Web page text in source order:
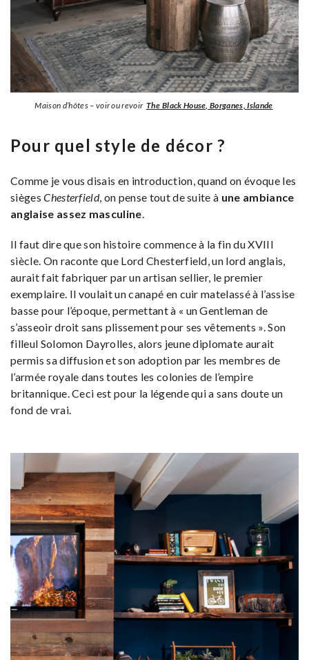
Maison d’hôtes – voir ou revoir The Black House, Borganes, Islande
Pour quel style de décor ?
Comme je vous disais en introduction, quand on évoque les
siègesChesterfield, on pense tout de suite à une ambiance
anglaise assez masculine.
Il faut dire que son histoire commence à la fin du XVIII
siècle. On raconte que Lord Chesterfield, un lord anglais,
aurait fait fabriquer par un artisan sellier, le premier
exemplaire. Il voulait un canapé en cuir matelassé à l’assise
basse pour l’époque, permettant à « un Gentleman de
s’asseoir droit sans plissement pour ses vêtements ». Son
filleul Solomon Dayrolles, alors jeune diplomate aurait
permis sa diffusion et son adoption par les membres de
l’armée royale dans toutes les colonies de l’empire
britannique. Ceci est pour la légende qui a sans doute un
fond de vrai.